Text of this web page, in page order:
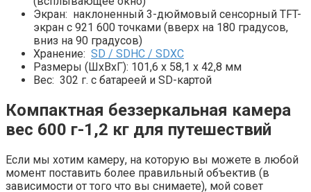
Экран: наклоненный 3-дюймовый сенсорный TFT-
экран с 921 600 точками (вверх на 180 градусов,
вниз на 90 градусов)
Хранение: SD / SDHC / SDXC
Размеры (ШхВхГ): 101,6 х 58,1 х 42,8 мм
Вес: 302 г. с батареей и SD-картой
Компактная беззеркальная камера
вес 600 г-1,2 кг для путешествий
Если мы хотим камеру, на которую вы можете в любой
момент поставить более правильный объектив (в
зависимости от того что вы снимаете), мой совет